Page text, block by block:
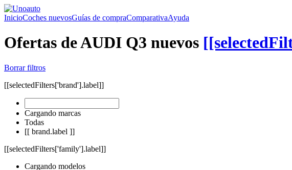
InicioCoches nuevosGuías de compraComparativaAyuda
Ofertas de AUDI Q3 nuevos
Borrar filtros
[[selectedFilters['brand'].label]]
Cargando marcas
Todas
[[ brand.label ]]
[[selectedFilters['family'].label]]
Cargando modelos